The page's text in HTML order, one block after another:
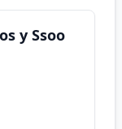
y Ssoo